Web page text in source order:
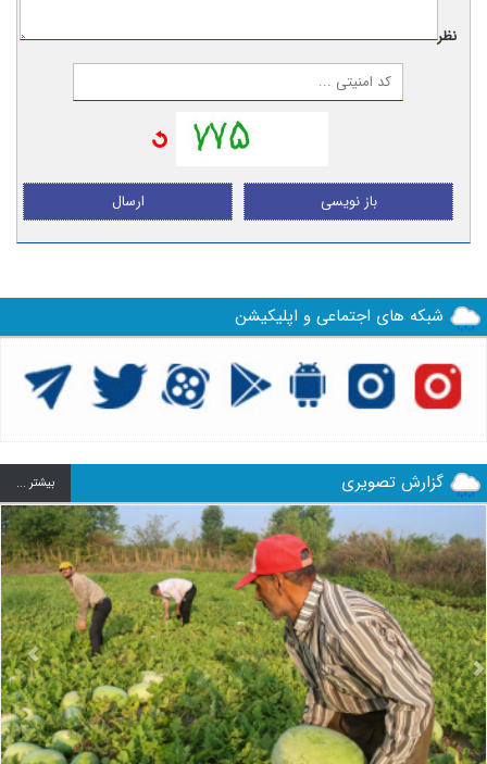
نظر:
ارسال باز نویسی
شبکه های اجتماعی و اپلیکیشن
گزارش تصویری بيشتر ...
Next